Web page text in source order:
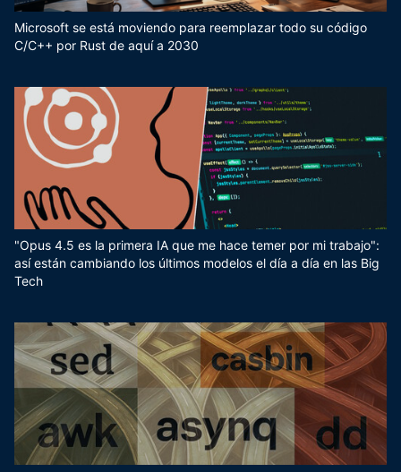
Microsoft se está moviendo para reemplazar todo su código
C/C++ por Rust de aquí a 2030
"Opus 4.5 es la primera IA que me hace temer por mi trabajo":
así están cambiando los últimos modelos el día a día en las Big
Tech